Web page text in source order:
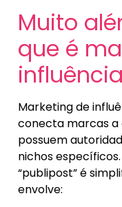
Muito
que é
Marketing de
conecta marcas a
possuem
nichos
“publipost” é
envolve: